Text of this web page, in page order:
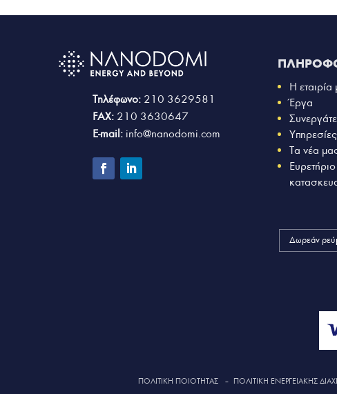
Τηλέφωνο: 210 3629581
FAX: 210 3630647
E-mail: info@nanodomi.com
Η εταιρία
Έργα
Υπηρεσίες
Τα νέα
Ευρετήριο
Δωρεάν
ΠΟΛΙΤΙΚΗ ΠΟΙΟΤΗΤΑΣ – ΠΟΛΙΤΙΚΗ ΕΝΕΡΓΕΙΑΚΗΣ